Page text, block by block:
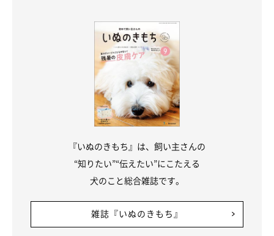
んだのか、その理由も聞いてみました！
『いぬのきもち』は、飼い主さんの
“知りたい”“伝えたい”にこたえる
犬のこと総合雑誌です。
雑誌『いぬのきもち』